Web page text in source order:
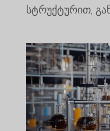
სტრუქტურით,